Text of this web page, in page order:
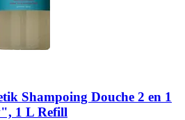
Shampoing Douche 2 en 1
1 L Refill